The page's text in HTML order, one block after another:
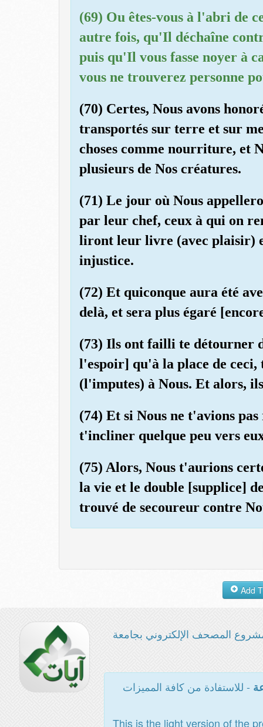
(69) Ou êtes-vous à l'abri de
autre fois, qu'Il déchaîne
puis qu'Il vous fasse noyer à
vous ne trouverez personne
(70) Certes, Nous avons
transportés sur terre et sur
choses comme nourriture, et
plusieurs de Nos créatures.
(71) Le jour où Nous
par leur chef, ceux à qui on
liront leur livre (avec plaisir)
injustice.
(72) Et quiconque aura été
delà, et sera plus égaré
(73) Ils ont failli te détourner
l'espoir] qu'à la place de ceci,
(l'imputes) à Nous. Et alors,
(74) Et si Nous ne t'avions
t'incliner quelque peu vers
(75) Alors, Nous t'aurions
la vie et le double [supplice]
trouvé de secoureur contre
المصحف الإلكتروني بجامعة
- للاستفادة من كافة المميزات
This is the light version of the